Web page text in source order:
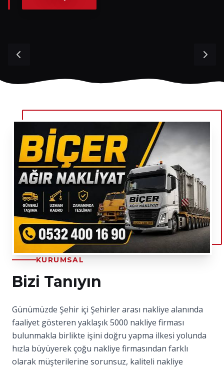
KURUMSAL
Bizi Tanıyın
Günümüzde Şehir içi Şehirler arası nakliye alanında
faaliyet gösteren yaklaşık 5000 nakliye firması
bulunmakla birlikte işini doğru yapma ilkesi yolunda
hızla büyüyerek çoğu nakliye firmasından farklı
olarak müşterilerine sorunsuz, kaliteli nakliye